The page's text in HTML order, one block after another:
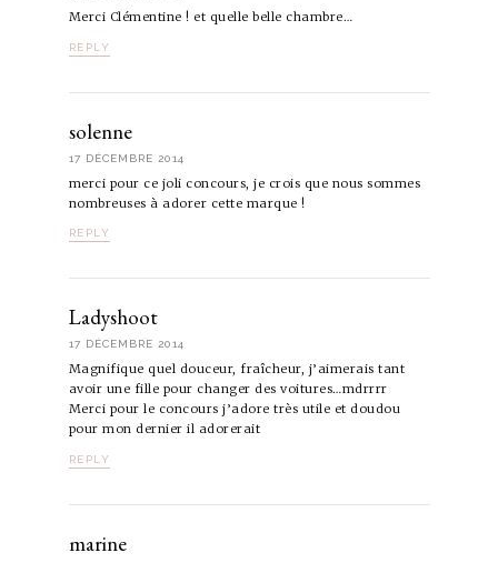
Merci Clémentine ! et quelle belle chambre…
REPLY
solenne
17 DÉCEMBRE 2014
merci pour ce joli concours, je crois que nous sommes
nombreuses à adorer cette marque !
REPLY
Ladyshoot
17 DÉCEMBRE 2014
Magnifique quel douceur, fraîcheur, j’aimerais tant
avoir une fille pour changer des voitures…mdrrrr
Merci pour le concours j’adore très utile et doudou
pour mon dernier il adorerait
REPLY
marine